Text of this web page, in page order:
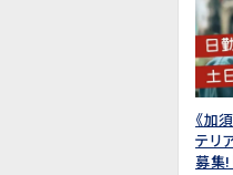
《加
テリ
募集!